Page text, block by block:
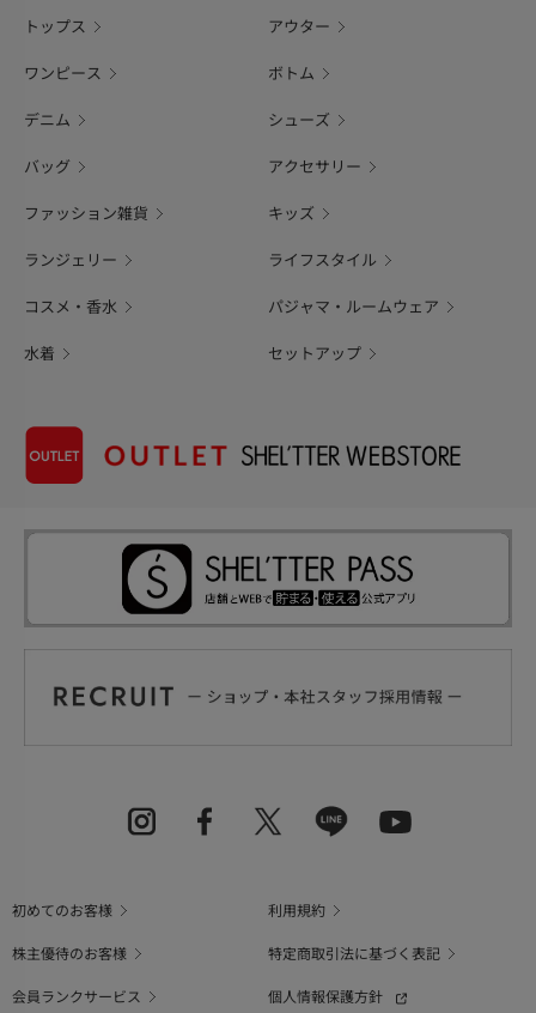
トップス アウター
ワンピース ボトム
デニム シューズ
バッグ アクセサリー
ファッション雑貨 キッズ
ランジェリー ライフスタイル
コスメ・香水 パジャマ・ルームウェア
水着 セットアップ
初めてのお客様
利用規約
株主優待のお客様
特定商取引法に基づく表記
会員ランクサービス
個人情報保護方針